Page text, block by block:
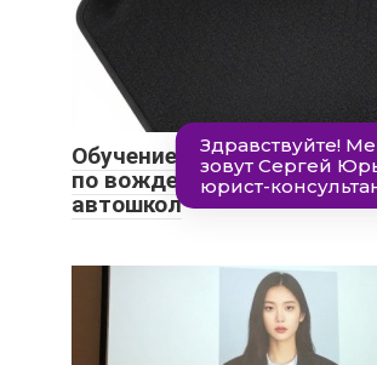
Обучение инструкторов
по вождению и
автошкол